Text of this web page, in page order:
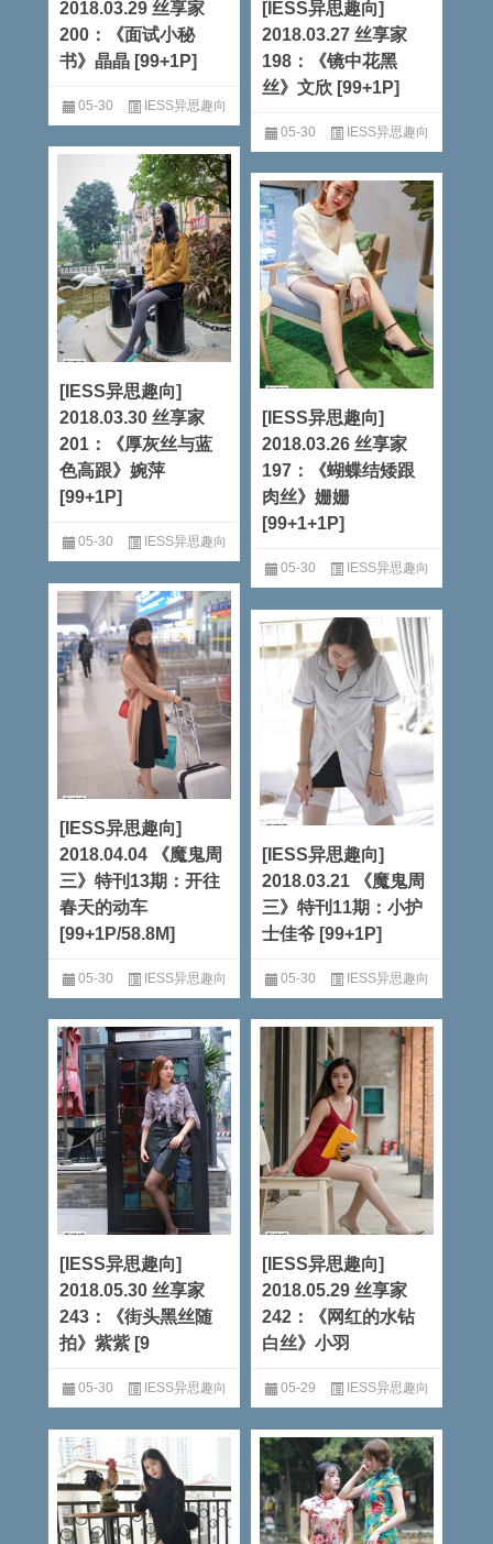
2018.03.29 丝享家
200：《面试小秘
书》晶晶 [99+1P]
05-30 IESS异思趣向
阅读全文
[IESS异思趣向]
2018.03.27 丝享家
198：《镜中花黑
丝》文欣 [99+1P]
05-30 IESS异思趣向
阅读全文
[IESS异思趣向]
2018.03.30 丝享家
201：《厚灰丝与蓝
色高跟》婉萍
[99+1P]
05-30 IESS异思趣向
阅读全文
[IESS异思趣向]
2018.03.26 丝享家
197：《蝴蝶结矮跟
肉丝》姗姗
[99+1+1P]
05-30 IESS异思趣向
阅读全文
[IESS异思趣向]
2018.04.04 《魔鬼周
三》特刊13期：开往
春天的动车
[99+1P/58.8M]
05-30 IESS异思趣向
阅读全文
[IESS异思趣向]
2018.03.21 《魔鬼周
三》特刊11期：小护
士佳爷 [99+1P]
05-30 IESS异思趣向
阅读全文
[IESS异思趣向]
2018.05.30 丝享家
243：《街头黑丝随
拍》紫紫 [9
05-30 IESS异思趣向
阅读全文
[IESS异思趣向]
2018.05.29 丝享家
242：《网红的水钻
白丝》小羽
05-29 IESS异思趣向
阅读全文